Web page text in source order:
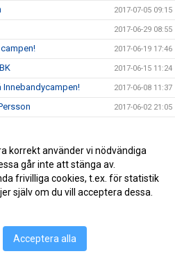
2017-07-05 09:15
2017-06-29 08:55
2017-06-19 17:46
2017-06-15 11:24
Innebandycampen! 2017-06-08 11:37
2017-06-02 21:05
Ljungqvist 2017-05-25 08:12
2017-05-22 19:42
2017-05-21 17:46
korrekt använder vi nödvändiga
går inte att stänga av.
frivilliga cookies, t.ex. för statistik
själv om du vill acceptera dessa.
Acceptera alla